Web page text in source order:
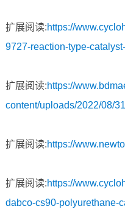
扩展阅读:https://
9727-reaction-type-
扩展阅读:https://
content/uploads/2022/08/
扩展阅读:https://
扩展阅读:https://
dabco-cs90-polyurethane-